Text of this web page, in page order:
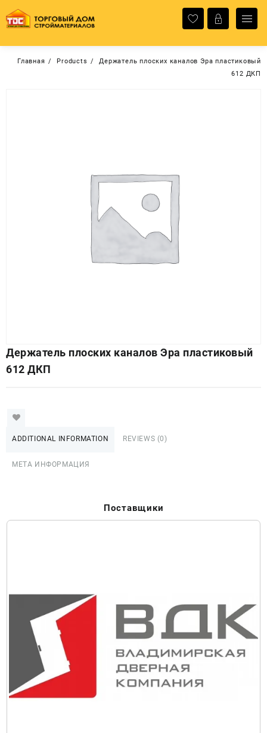
содержимому
Главная Products
Держатель плоских каналов Эра пластиковый
612 ДКП
Держатель плоских каналов Эра пластиковый
612 ДКП
ADDITIONAL INFORMATION REVIEWS (0)
МЕТА ИНФОРМАЦИЯ
Поставщики